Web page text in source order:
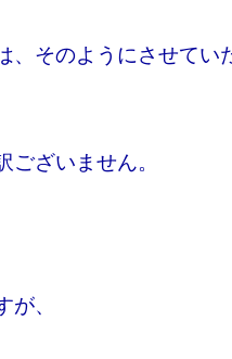
、そのようにさせてい
ざいません。
、